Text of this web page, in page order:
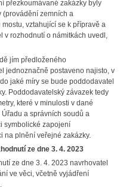
zakázky byly
(provádění zemních a
vztahující se k přípravě a
v rozhodnutí o námitkách uvedl,
jím předloženého
jednoznačně postaveno najisto, v
jaké míry se bude poddodavatel
Poddodavatelský závazek tedy
které v minulosti v dané
a správních soudů a
symbolické zapojení
na plnění veřejné zakázky.
ze dne 3. 4. 2023
ze dne 3. 4. 2023 navrhovatel
ve věci, včetně vyjádření